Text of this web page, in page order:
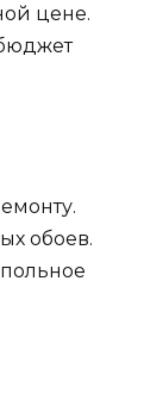
цене.
обоев.